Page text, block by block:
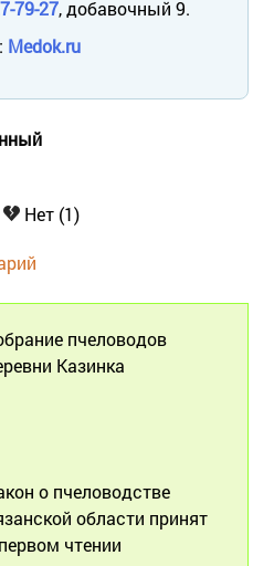
79-27, добавочный 9.
Medok.ru
Нет (1)
пчеловодов
Казинка
о пчеловодстве
области принят
чтении